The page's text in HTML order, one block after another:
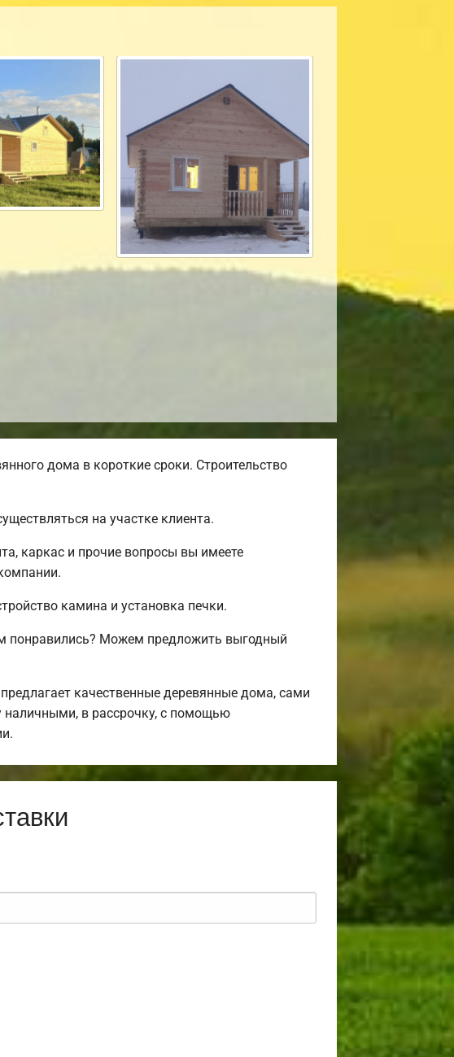
дома в короткие сроки. Строительство
на участке клиента.
каркас и прочие вопросы вы имеете
камина и установка печки.
понравились? Можем предложить выгодный
качественные деревянные дома, сами
наличными, в рассрочку, с помощью